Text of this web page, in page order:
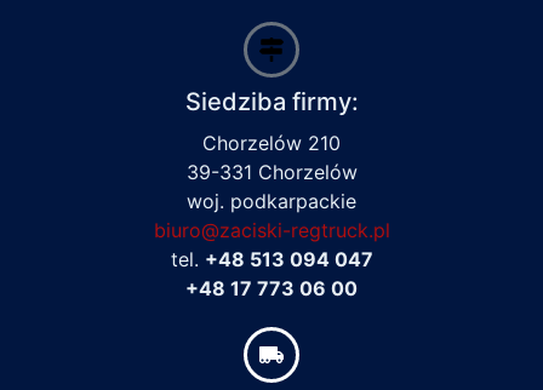
Siedziba firmy:
Chorzelów 210
39-331 Chorzelów
woj. podkarpackie
biuro@zaciski-regtruck.pl
tel. +48 513 094 047
+48 17 773 06 00